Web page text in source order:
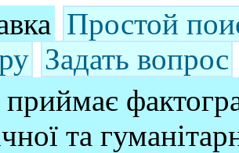
Простой
Задать вопрос
та